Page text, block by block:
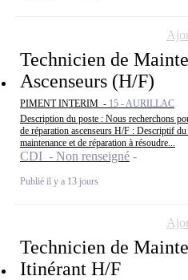
Technicien de
Ascenseurs (H/F)
PIMENT INTERIM - 15 - AURILLAC
Description du poste : Nous recherchons
de réparation ascenseurs H/F : Descriptif
maintenance et de réparation à résoudre...
CDI - Non renseigné
Publié il y a 13 jours
Technicien de
Itinérant H/F